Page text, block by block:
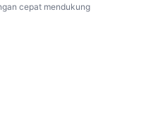
cepat mendukung